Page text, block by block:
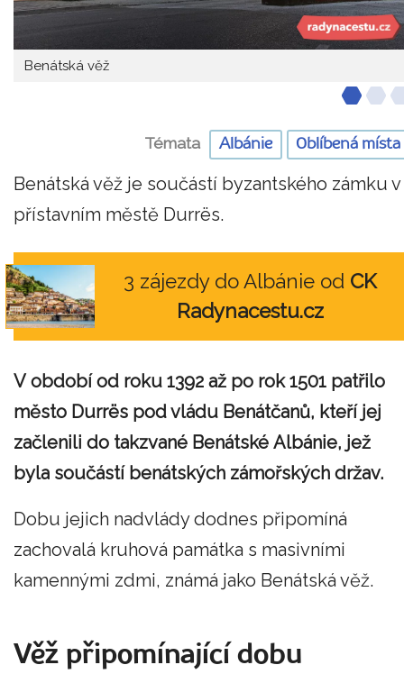
Benátská věž
Témata Albánie Oblíbená místa
Benátská věž je součástí byzantského zámku v
přístavním městě Durrës.
3 zájezdy do Albánie od CK
Radynacestu.cz
V období od roku 1392 až po rok 1501 patřilo
město Durrës pod vládu Benátčanů, kteří jej
začlenili do takzvané Benátské Albánie, jež
byla součástí benátských zámořských držav.
Dobu jejich nadvlády dodnes připomíná
zachovalá kruhová památka s masivními
kamennými zdmi, známá jako Benátská věž.
Věž připomínající dobu